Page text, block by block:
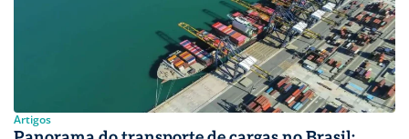
Artigos